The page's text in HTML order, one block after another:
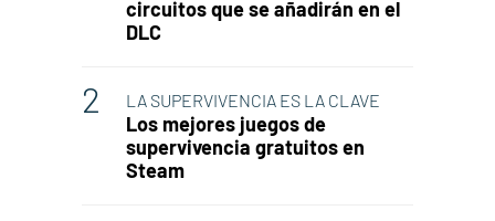
circuitos que se añadirán en el
DLC
LA SUPERVIVENCIA ES LA CLAVE
Los mejores juegos de
supervivencia gratuitos en
Steam